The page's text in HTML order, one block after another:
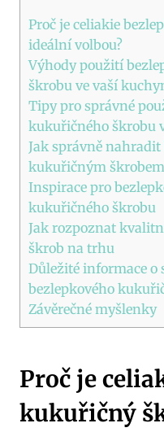
Proč je celiakie
ideální volbou?
Výhody použití
škrobu ve vaší
Tipy pro správné
kukuřičného škrobu
Jak správně
kukuřičným škrobem
Inspirace pro
kukuřičného škrobu
Jak rozpoznat
škrob na trhu
Důležité informace
bezlepkového
Závěrečné myšlenky
Proč je
kukuřičný